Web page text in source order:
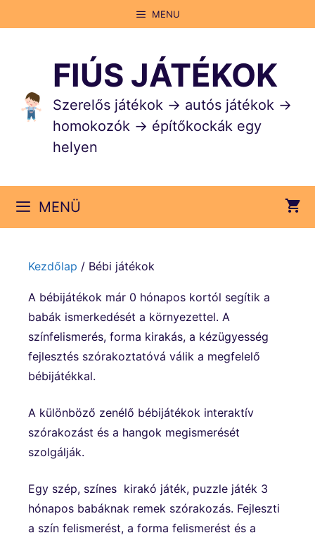
a
MENU
FIÚS JÁTÉKOK
Szerelős játékok → autós játékok →
homokozók → építőkockák egy
helyen
MENÜ
Kezdőlap / Bébi játékok
A bébijátékok már 0 hónapos kortól segítik a
babák ismerkedését a környezettel. A
színfelismerés, forma kirakás, a kézügyesség
fejlesztés szórakoztatóvá válik a megfelelő
bébijátékkal.
A különböző zenélő bébijátékok interaktív
szórakozást és a hangok megismerését
szolgálják.
Egy szép, színes kirakó játék, puzzle játék 3
hónapos babáknak remek szórakozás. Fejleszti
a szín felismerést, a forma felismerést és a